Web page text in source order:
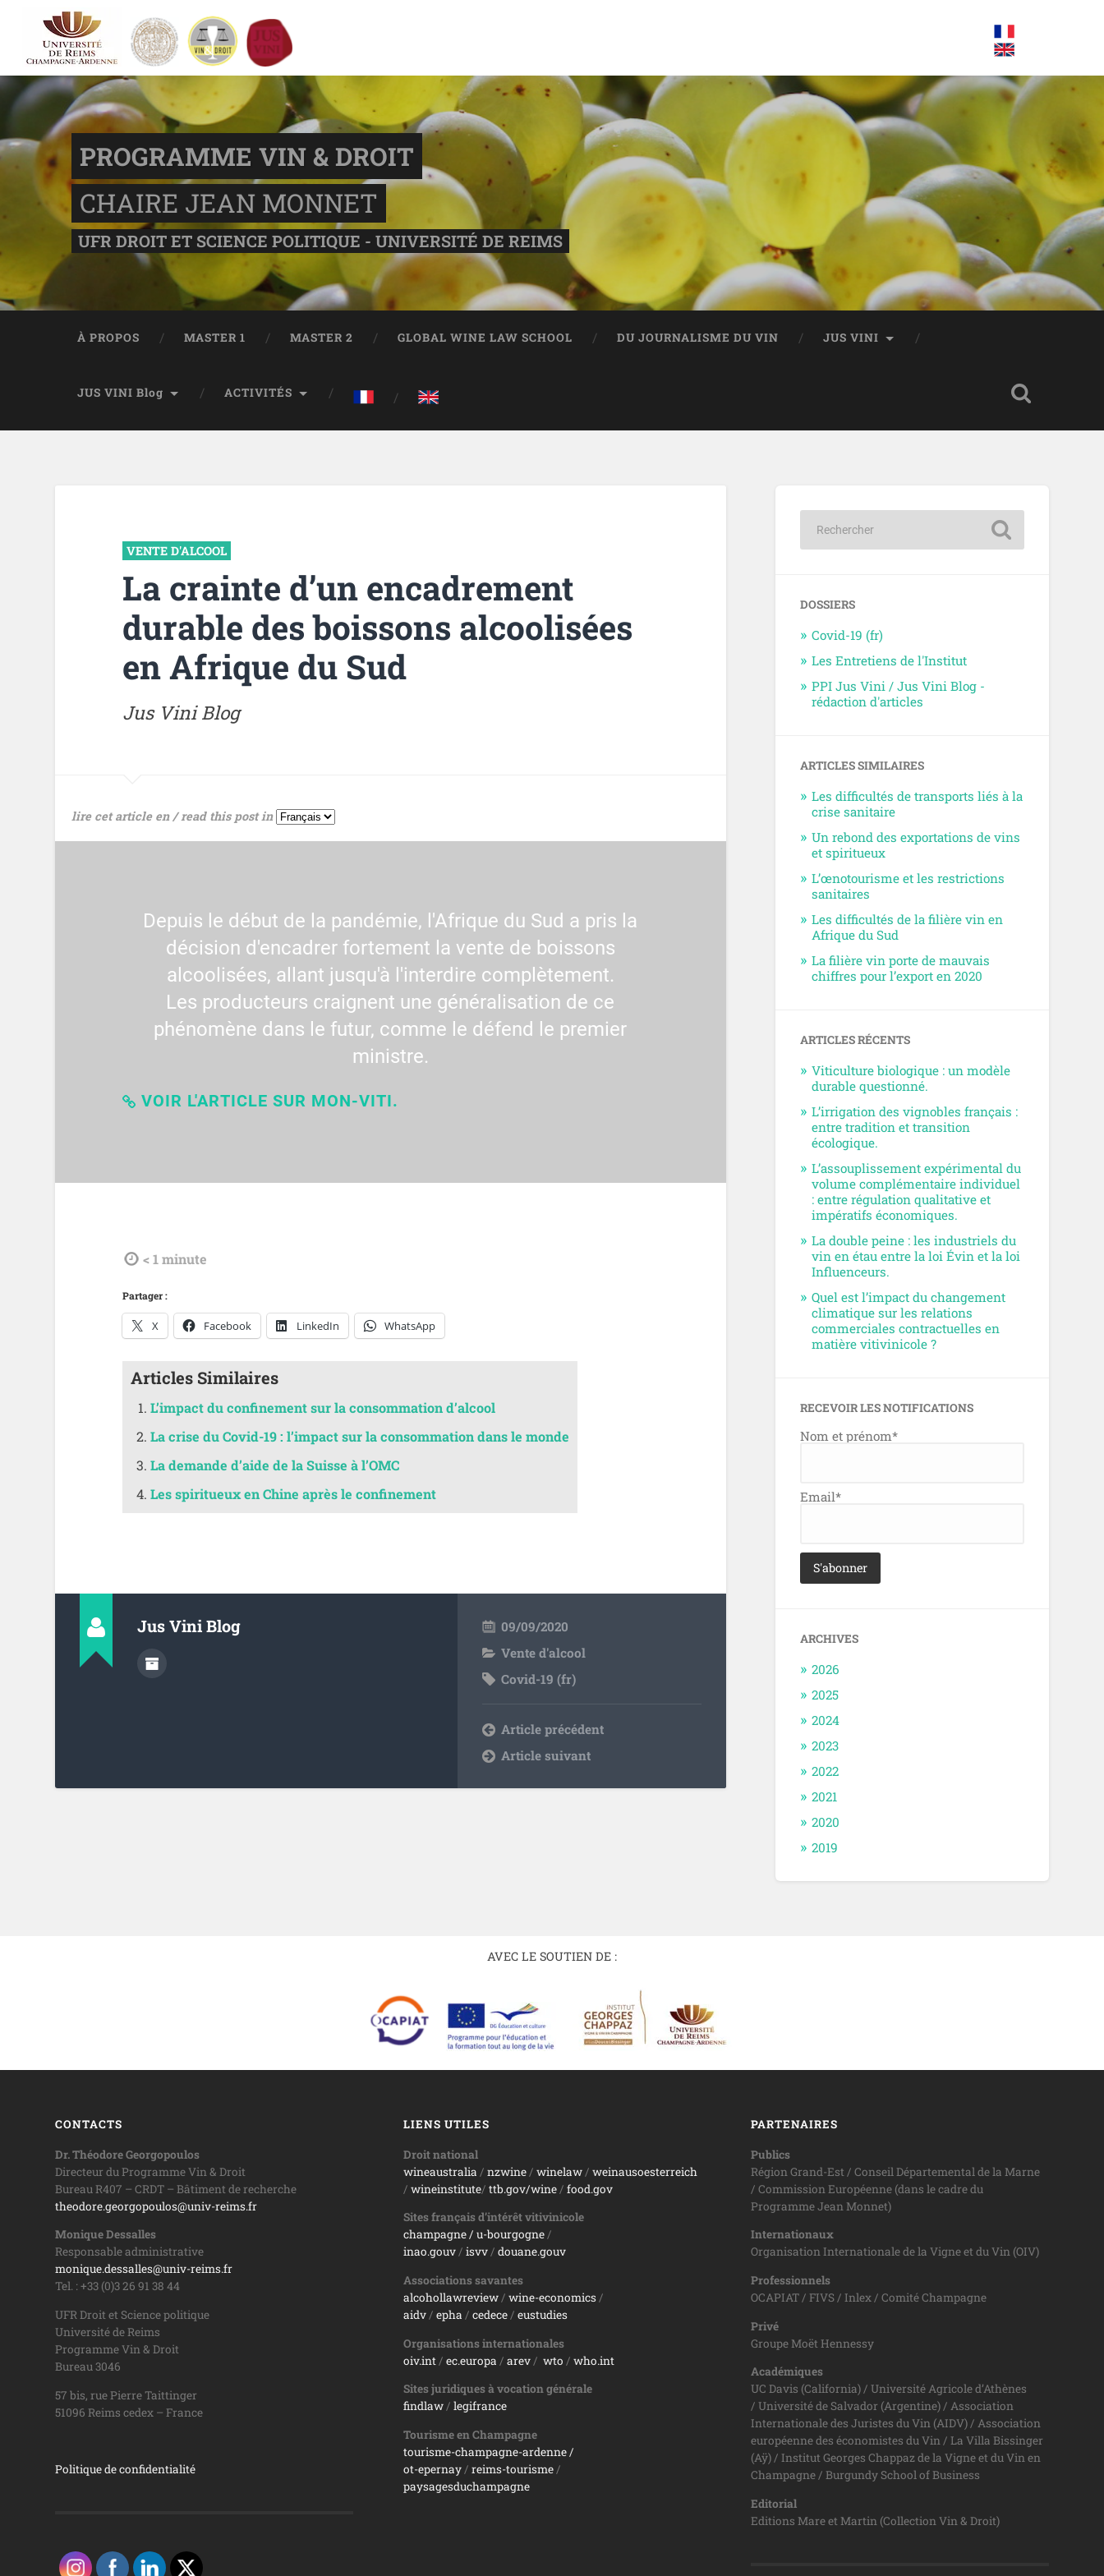
PROGRAMME VIN & DROIT
CHAIRE JEAN MONNET
UFR DROIT ET SCIENCE POLITIQUE - UNIVERSITÉ DE REIMS
À PROPOS MASTER 1 MASTER 2 GLOBAL WINE LAW SCHOOL DU JOURNALISME DU VIN JUS VINI
JUS VINI Blog ACTIVITÉS
VENTE D'ALCOOL
La crainte d’un encadrement
durable des boissons alcoolisées
en Afrique du Sud
Jus Vini Blog
lire cet article en / read this post in
Depuis le début de la pandémie, l'Afrique du Sud a pris la
décision d'encadrer fortement la vente de boissons
alcoolisées, allant jusqu'à l'interdire complètement.
Les producteurs craignent une généralisation de ce
phénomène dans le futur, comme le défend le premier
ministre.
VOIR L'ARTICLE SUR MON-VITI.
tdl < 1minute
Partager :
X Facebook LinkedIn WhatsApp
Articles Similaires
L’impact du confinement sur la consommation d’alcool
La crise du Covid-19 : l’impact sur la consommation dans le monde
La demande d’aide de la Suisse à l’OMC
Les spiritueux en Chine après le confinement
Jus Vini Blog
09/09/2020
Vente d'alcool
Covid-19 (fr)
Article précédent
Article suivant
DOSSIERS
Covid-19 (fr)
Les Entretiens de l'Institut
PPI Jus Vini / Jus Vini Blog -
rédaction d'articles
ARTICLES SIMILAIRES
Les difficultés de transports liés à la
crise sanitaire
Un rebond des exportations de vins
et spiritueux
L’œnotourisme et les restrictions
sanitaires
Les difficultés de la filière vin en
Afrique du Sud
La filière vin porte de mauvais
chiffres pour l’export en 2020
ARTICLES RÉCENTS
Viticulture biologique : un modèle
durable questionné.
L’irrigation des vignobles français :
entre tradition et transition
écologique.
L’assouplissement expérimental du
volume complémentaire individuel
: entre régulation qualitative et
impératifs économiques.
La double peine : les industriels du
vin en étau entre la loi Évin et la loi
Influenceurs.
Quel est l’impact du changement
climatique sur les relations
commerciales contractuelles en
matière vitivinicole ?
RECEVOIR LES NOTIFICATIONS
Nom et prénom*
Email*
ARCHIVES
2026
2025
2024
2023
2022
2021
2020
2019
AVEC LE SOUTIEN DE :
CONTACTS
Dr. Théodore Georgopoulos
Directeur du Programme Vin & Droit
Bureau R407 – CRDT – Bâtiment de recherche
theodore.georgopoulos@univ-reims.fr
Monique Dessalles
Responsable administrative
monique.dessalles@univ-reims.fr
Tel. : +33 (0)3 26 91 38 44
UFR Droit et Science politique
Université de Reims
Programme Vin & Droit
Bureau 3046
57 bis, rue Pierre Taittinger
51096 Reims cedex – France
Politique de confidentialité
LIENS UTILES
Droit national
wineaustralia / nzwine/ winelaw/ weinausoesterreich
/ wineinstitute/ ttb.gov/wine/ food.gov
Sites français d’intérêt vitivinicole
champagne/ u-bourgogne/
inao.gouv/ isvv/ douane.gouv
Associations savantes
alcohollawreview/ wine-economics/
aidv/ epha / cedece/ eustudies
Organisations internationales
oiv.int/ ec.europa / arev/ wto / who.int
Sites juridiques à vocation générale
findlaw/ legifrance
Tourisme en Champagne
tourisme-champagne-ardenne /
ot-epernay/ reims-tourisme/
paysagesduchampagne
PARTENAIRES
Publics
Région Grand-Est / Conseil Départemental de la Marne
/ Commission Européenne (dans le cadre du
Programme Jean Monnet)
Internationaux
Organisation Internationale de la Vigne et du Vin (OIV)
Professionnels
OCAPIAT / FIVS / Inlex / Comité Champagne
Privé
Groupe Moët Hennessy
Académiques
UC Davis (California) / Université Agricole d’Athènes
/ Université de Salvador (Argentine) / Association
Internationale des Juristes du Vin (AIDV) / Association
européenne des économistes du Vin / La Villa Bissinger
(Aÿ) / Institut Georges Chappaz de la Vigne et du Vin en
Champagne / Burgundy School of Business
Editorial
Editions Mare et Martin (Collection Vin & Droit)